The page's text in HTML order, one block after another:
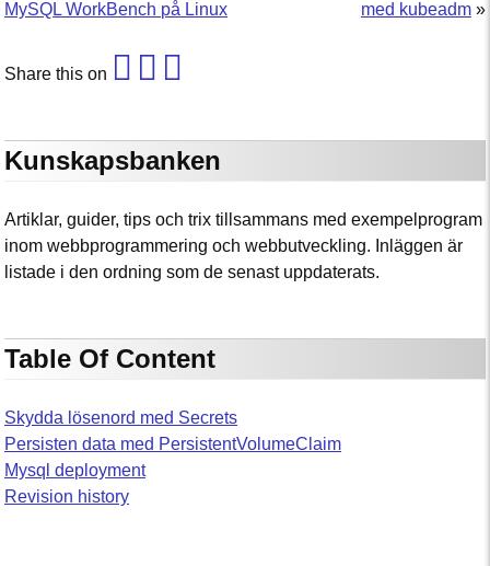
med kubeadm»
MySQL WorkBench på Linux
Share this on
Kunskapsbanken
Artiklar, guider, tips och trix tillsammans med exempelprogram
inom webbprogrammering och webbutveckling. Inläggen är
listade i den ordning som de senast uppdaterats.
Table Of Content
Skydda lösenord med Secrets
Persisten data med PersistentVolumeClaim
Mysql deployment
Revision history